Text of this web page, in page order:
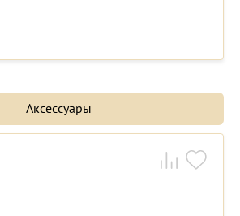
Аксессуары